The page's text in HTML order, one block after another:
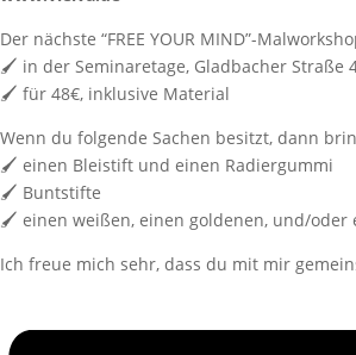
Der nächste “FREE YOUR MIND”-
🖌️ in der Seminaretage, Gladbacher Straße
🖌️ für 48€, inklusive Material
Wenn du folgende Sachen besitzt, dann
🖌️ einen Bleistift und einen Radiergummi
🖌️ Buntstifte
🖌️ einen weißen, einen goldenen, und/oder
Ich freue mich sehr, dass du mit mir